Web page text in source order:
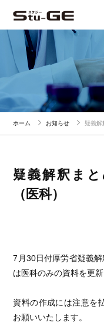
ホーム お知らせ 疑義解
疑義解釈ま
（医科）
7月30日付厚労省疑義
は医科のみの資料を更新
資料の作成には注意を
お願いいたします。